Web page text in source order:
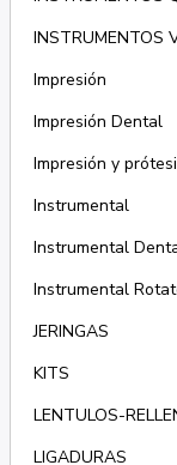
INSTRUMENTOS
Impresión
Impresión Dental
Impresión y
Instrumental
Instrumental
Instrumental
JERINGAS
KITS
LENTULOS-
LIGADURAS